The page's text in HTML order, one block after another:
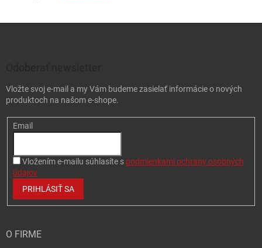
Vložte svoj e-mail a my Vám budeme zasielať informácie o nových
produktoch na našom e-shope.
Email
Vložením e-mailu súhlasíte s podmienkami ochrany osobných
údajov
PRIHLÁSIŤ SA
O FIRME